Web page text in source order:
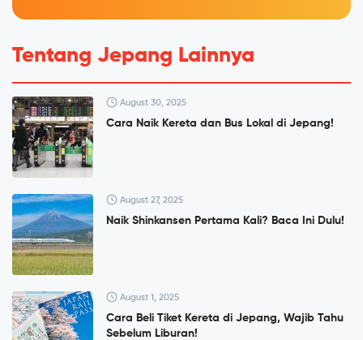
Tentang Jepang Lainnya
August 30, 2025
Cara Naik Kereta dan Bus Lokal di Jepang!
August 27, 2025
Naik Shinkansen Pertama Kali? Baca Ini Dulu!
August 1, 2025
Cara Beli Tiket Kereta di Jepang, Wajib Tahu
Sebelum Liburan!